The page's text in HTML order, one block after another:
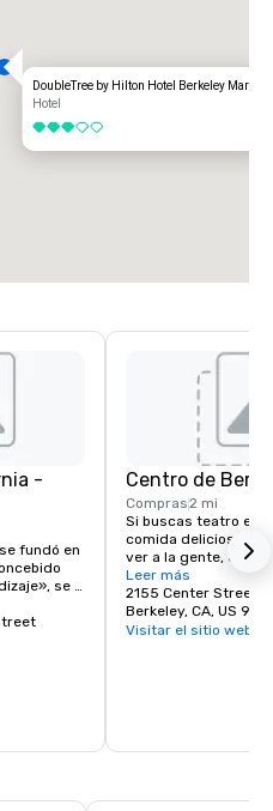
DoubleTree by Hilton Hotel Berkeley Marina
Hotel
3 de 5
-
fundó en
se
de
y una
ocupa
Centro de
Compras2 mi
Si buscas teatro en
comida deliciosa o
ver a la gente, echa
de Berkeley.
diversos distritos y
descubrimientos,
vienen por la
Leer más
2155 Center Street
Berkeley, CA, US
Visitar el sitio web